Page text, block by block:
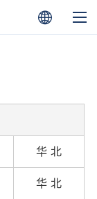
华 北
华 北